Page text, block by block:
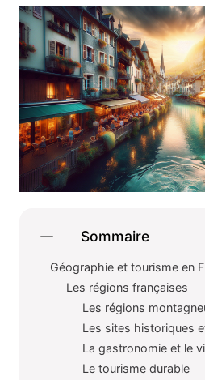
Sommaire
Géographie et tourisme en
Les régions françaises
Les régions
Les sites historiques
La gastronomie et le
Le tourisme durable